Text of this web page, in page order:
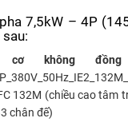
7,5kW – 4P
cơ không
132M (chiều cao tâm
chân đế)